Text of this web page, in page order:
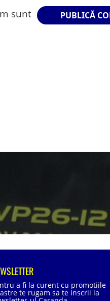
sunt
a fi la curent cu promotiile
te rugam sa te inscrii la